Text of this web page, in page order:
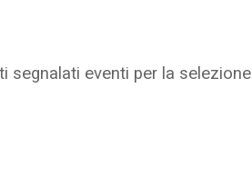
segnalati eventi per la selezione